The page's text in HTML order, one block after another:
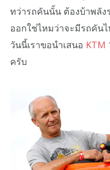
ทว่ารถคันนั้น ต้องบ้าพลัง
ออกใช่ไหมว่าจะมีรถคัน
วันนี้เราขอนำเสนอ KTM
ครับ